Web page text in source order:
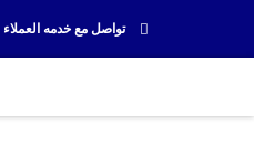
تواصل مع خدمه العملاء